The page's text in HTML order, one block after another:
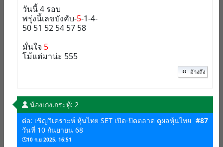
วันนี้ 4 รอบ
พรุ่งนี้เลขบังคับ-5-1-4-
50 51 52 54 57 58
มั่นใจ 5
โม้แต่มาน่ะ 555
อ้างถึง
น้องเก่ง.กระทู้: 2
ต่อ: เชิญวิเคราะห์ หุ้นไทย SET เปิด-ปิดตลาด ดูผลหุ้นไทย
วันที่ 10 กันยายน 68
10 ก.ย 2025, 16:51
#87